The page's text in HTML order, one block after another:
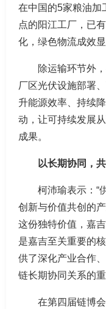
在中国的5家粮油加
点的阳江工厂，已
化，绿色物流成效显
除运输环节外
厂区光伏设施部署
升能源效率、持续
动，让可持续发展
成果。
以长期协同，
柯沛瑜表示：“
创新与价值共创的
这份独特价值，嘉
是嘉吉至关重要的
供了深化产业合作
链长期协同关系的重
在第四届链博